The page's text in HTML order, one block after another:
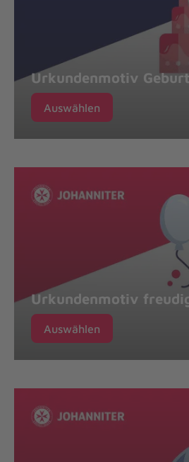
Urkundenmotiv
Auswählen
Urkundenmotiv
Auswählen